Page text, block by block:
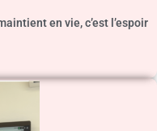
en vie, c’est l’espoir